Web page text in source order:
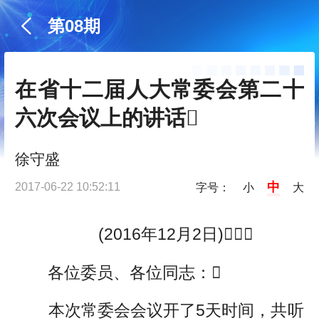
第08期
在省十二届人大常委会第二十
六次会议上的讲话
徐守盛
2017-06-22 10:52:11 字号： 小 中 大
(2016年12月2日)
各位委员、各位同志：
本次常委会会议开了5天时间，共听